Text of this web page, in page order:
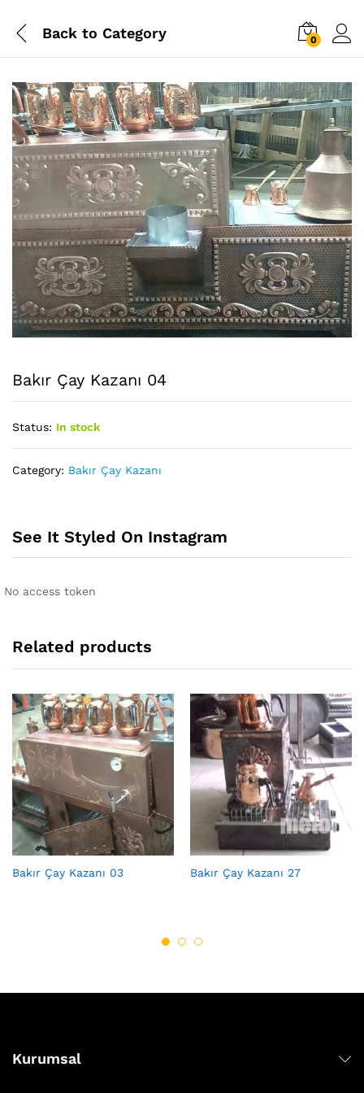
Back to Category 0
Bakır Çay Kazanı 04
Status: In stock
Category: Bakır Çay Kazanı
See It Styled On Instagram
No access token
Related products
Bakır Çay Kazanı 03 Bakır Çay Kazanı 27
Kurumsal